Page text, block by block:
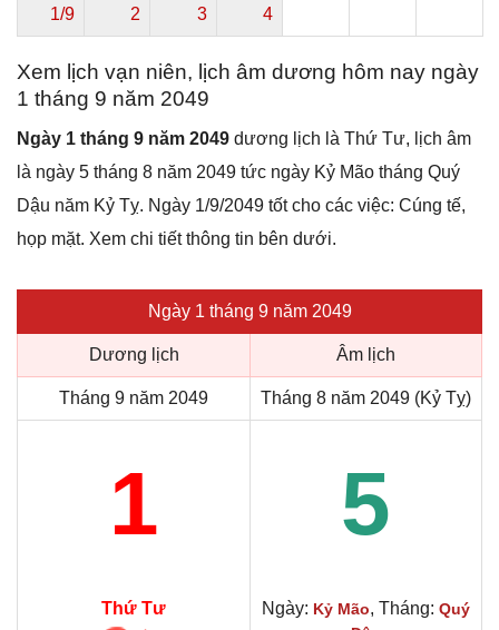
1/9 2 3 4
Xem lịch vạn niên, lịch âm dương hôm nay ngày
1 tháng 9 năm 2049
Ngày 1 tháng 9 năm 2049 dương lịch là Thứ Tư, lịch âm
là ngày 5 tháng 8 năm 2049 tức ngày Kỷ Mão tháng Quý
Dậu năm Kỷ Tỵ. Ngày 1/9/2049 tốt cho các việc: Cúng tế,
họp mặt. Xem chi tiết thông tin bên dưới.
Ngày 1 tháng 9 năm 2049
Dương lịch Âm lịch
Tháng 9 năm 2049 Tháng 8 năm 2049 (Kỷ Tỵ)
1 5
Thứ Tư Ngày: Kỷ Mão, Tháng: Quý